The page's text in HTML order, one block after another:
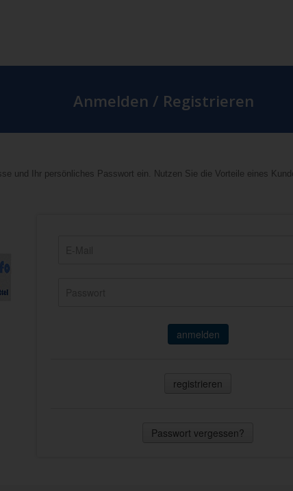
Anmelden / Registrieren
und Ihr persönliches Passwort ein. Nutzen Sie die Vorteile eines
anmelden
registrieren
Passwort vergessen?